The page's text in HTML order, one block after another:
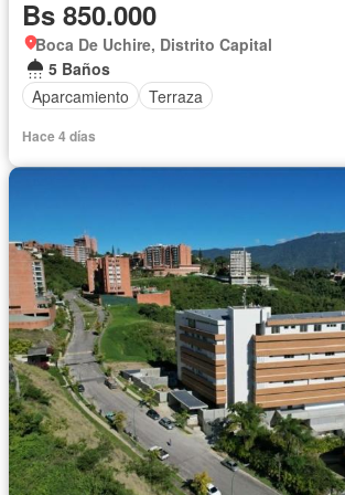
Bs 850.000
Boca De Uchire, Distrito Capital
5 Baños
Aparcamiento
Terraza
Hace 4 días